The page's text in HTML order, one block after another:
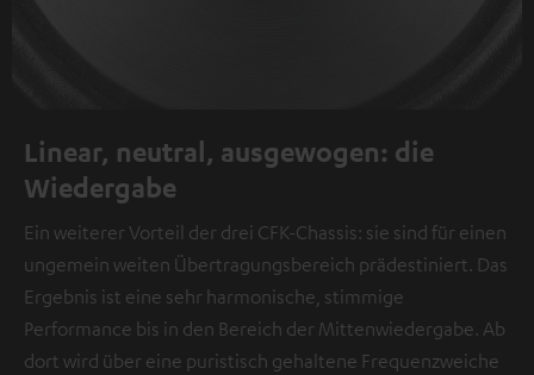
Linear, neutral, ausgewogen: die
Wiedergabe
Ein weiterer Vorteil der drei CFK-Chassis: sie sind für einen
ungemein weiten Übertragungsbereich prädestiniert. Das
Ergebnis ist eine sehr harmonische, stimmige
Performance bis in den Bereich der Mittenwiedergabe. Ab
dort wird über eine puristisch gehaltene Frequenzweiche